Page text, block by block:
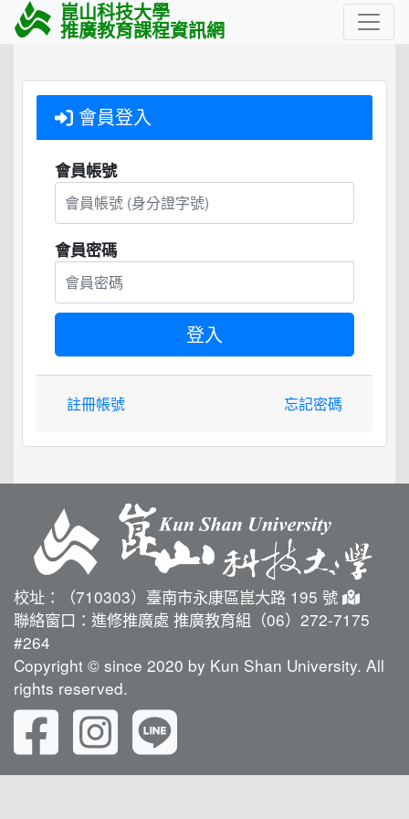
崑山科技大學
推廣教育課程資訊網
會員登入
會員帳號
會員密碼
註冊帳號 忘記密碼
校址：（710303）臺南市永康區崑大路 195 號
聯絡窗口：進修推廣處 推廣教育組（06）272-7175
#264
Copyright © since 2020 by Kun Shan University. All
rights reserved.